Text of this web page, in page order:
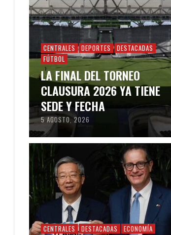
CENTRALES DEPORTES
DESTACADAS
FÚTBOL
LA FINAL DEL TORNEO
CLAUSURA 2026 YA TIENE
SEDE Y FECHA
5 AGOSTO, 2026
CENTRALES DESTACADAS ECONOMÍA